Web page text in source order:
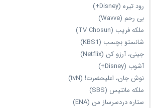
رود تیره (Disney+)
بی‌ رحم (Wavve)
ملکه فریب (TV Chosun)
شانستو بچسب (KBS1)
جینی، آرزو کن (Netflix)
آشوب (Disney+)
نوش جان، اعلیحضرت! (tvN)
ملکه‌ مانتیس (SBS)
ستاره دردسرساز من (ENA)